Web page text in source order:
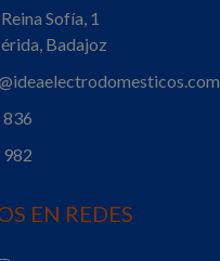
Sofía, 1
Badajoz
836
EN REDES